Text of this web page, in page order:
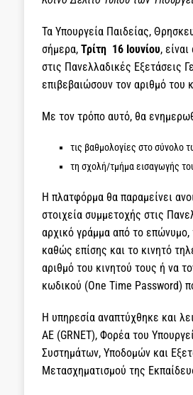
Τα Υπουργεία Παιδείας,
σήμερα, Τρίτη 16 Ιουνίου,
στις Πανελλαδικές Εξετάσεις
επιβεβαιώσουν τον αριθμό του
Με τον τρόπο αυτό, θα
τις βαθμολογίες στο σύνολο
τη σχολή/τμήμα εισαγωγής
Η πλατφόρμα θα παραμείνει
στοιχεία συμμετοχής στις
αρχικό γράμμα από το
καθώς επίσης και το κινητό
αριθμό του κινητού τους ή να
κωδικού (One Time Password)
Η υπηρεσία αναπτύχθηκε και
ΑΕ (GRNET), Φορέα του
Συστημάτων, Υποδομών και
Μετασχηματισμού της